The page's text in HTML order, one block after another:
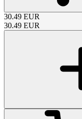
30.49 EUR
30.49 EUR